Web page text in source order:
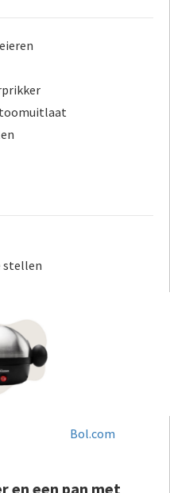
stellen
Bol.com
en een pan met